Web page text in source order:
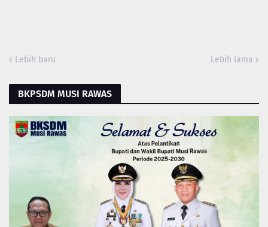
Lebih baru Lebih lama
BKPSDM MUSI RAWAS